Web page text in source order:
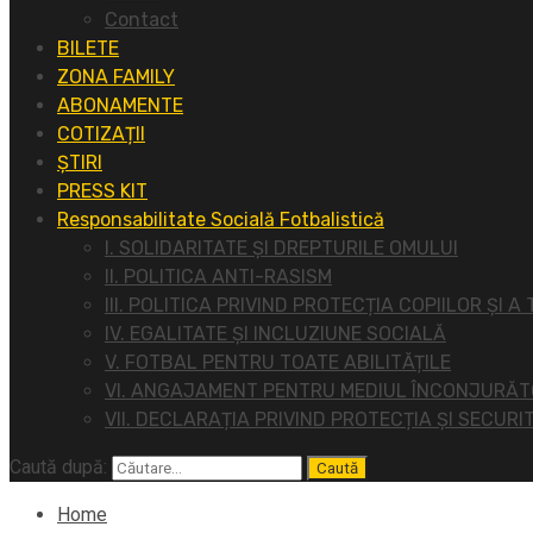
Contact
BILETE
ZONA FAMILY
ABONAMENTE
COTIZAȚII
ȘTIRI
PRESS KIT
Responsabilitate Socială Fotbalistică
I. SOLIDARITATE ȘI DREPTURILE OMULUI
II. POLITICA ANTI-RASISM
III. POLITICA PRIVIND PROTECȚIA COPIILOR ȘI A
IV. EGALITATE ȘI INCLUZIUNE SOCIALĂ
V. FOTBAL PENTRU TOATE ABILITĂȚILE
VI. ANGAJAMENT PENTRU MEDIUL
VII. DECLARAȚIA PRIVIND PROTECȚIA ȘI
Caută după:
Home